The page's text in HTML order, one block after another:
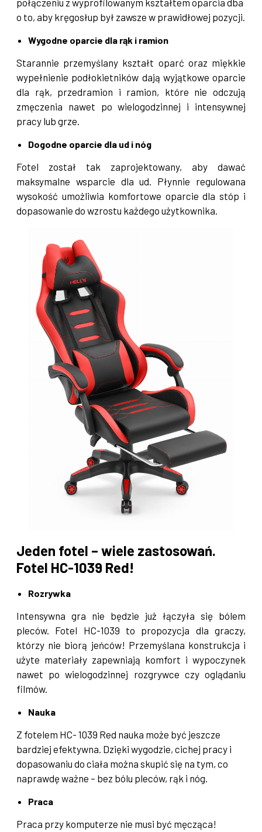
połączeniu z wyprofilowanym kształtem oparcia dba
o to, aby kręgosłup był zawsze w prawidłowej pozycji.
Wygodne oparcie dla rąk i ramion
Starannie przemyślany kształt oparć oraz miękkie
wypełnienie podłokietników dają wyjątkowe oparcie
dla rąk, przedramion i ramion, które nie odczują
zmęczenia nawet po wielogodzinnej i intensywnej
pracy lub grze.
Dogodne oparcie dla ud i nóg
Fotel został tak zaprojektowany, aby dawać
maksymalne wsparcie dla ud. Płynnie regulowana
wysokość umożliwia komfortowe oparcie dla stóp i
dopasowanie do wzrostu każdego użytkownika.
Jeden fotel – wiele zastosowań.
Fotel HC-1039 Red!
Rozrywka
Intensywna gra nie będzie już łączyła się bólem
pleców. Fotel HC-1039 to propozycja dla graczy,
którzy nie biorą jeńców! Przemyślana konstrukcja i
użyte materiały zapewniają komfort i wypoczynek
nawet po wielogodzinnej rozgrywce czy oglądaniu
filmów.
Nauka
Z fotelem HC- 1039 Red nauka może być jeszcze
bardziej efektywna. Dzięki wygodzie, cichej pracy i
dopasowaniu do ciała można skupić się na tym, co
naprawdę ważne – bez bólu pleców, rąk i nóg.
Praca
Praca przy komputerze nie musi być męcząca!